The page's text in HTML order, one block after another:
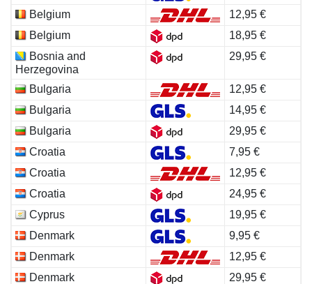
Belgium
12,95 €
Belgium
18,95 €
Bosnia and
Herzegovina
29,95 €
Bulgaria
12,95 €
Bulgaria
14,95 €
Bulgaria
29,95 €
Croatia
7,95 €
Croatia
12,95 €
Croatia
24,95 €
Cyprus
19,95 €
Denmark
9,95 €
Denmark
12,95 €
Denmark
29,95 €